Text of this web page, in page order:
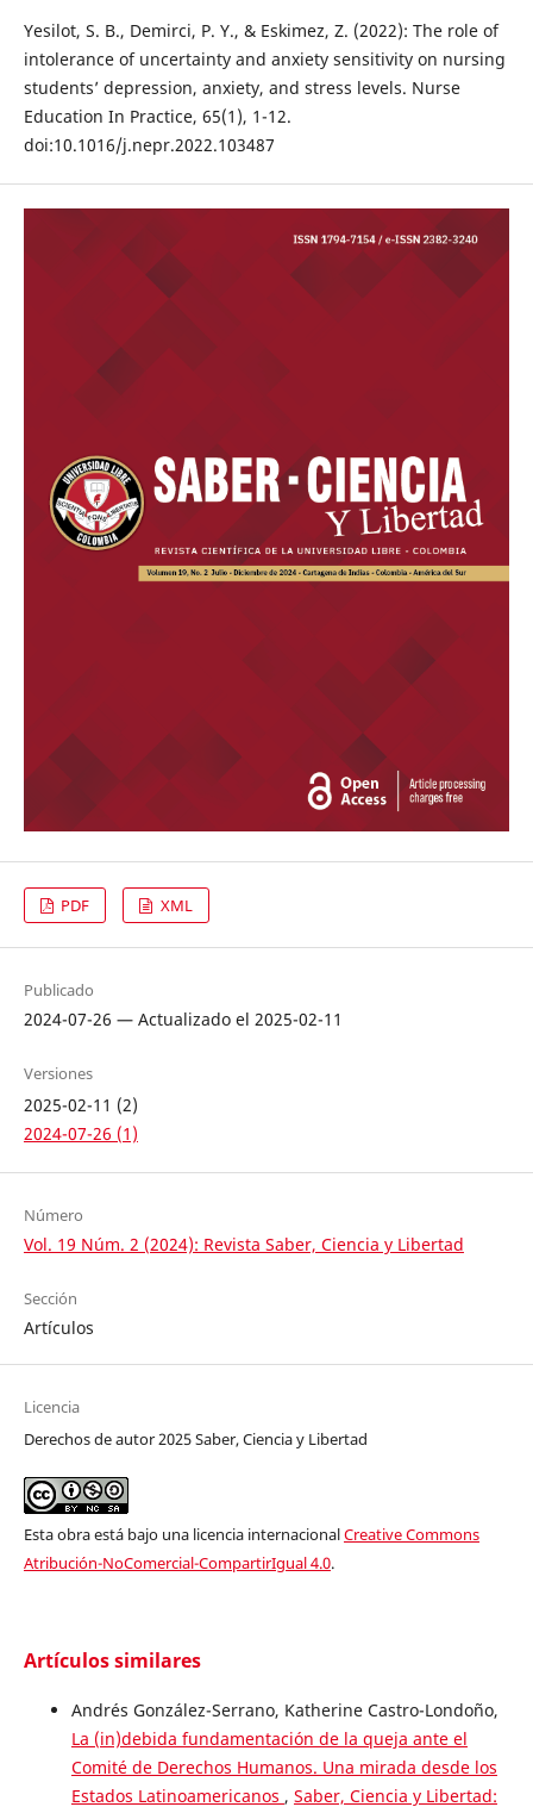
Yesilot, S. B., Demirci, P. Y., & Eskimez, Z. (2022): The role of
intolerance of uncertainty and anxiety sensitivity on nursing
students’ depression, anxiety, and stress levels. Nurse
Education In Practice, 65(1), 1-12.
doi:10.1016/j.nepr.2022.103487
PDF XML
Publicado
2024-07-26 — Actualizado el 2025-02-11
Versiones
2025-02-11 (2)
2024-07-26 (1)
Número
Vol. 19 Núm. 2 (2024): Revista Saber, Ciencia y Libertad
Sección
Artículos
Licencia
Derechos de autor 2025 Saber, Ciencia y Libertad
Esta obra está bajo una licencia internacionalCreative Commons
Atribución-NoComercial-CompartirIgual 4.0.
Artículos similares
Andrés González-Serrano, Katherine Castro-Londoño,
La (in)debida fundamentación de la queja ante el
Comité de Derechos Humanos. Una mirada desde los
Estados Latinoamericanos , Saber, Ciencia y Libertad: